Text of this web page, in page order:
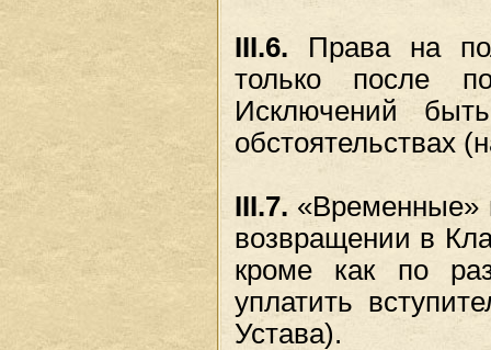
III.6. Права на
только после
Исключений
обстоятельствах
III.7. «Временные»
возвращении в
кроме как по
уплатить
Устава).